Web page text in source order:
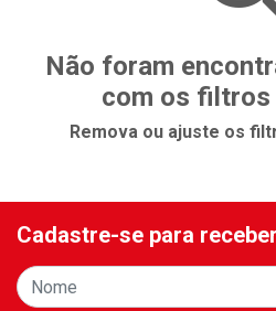
Não foram
com os filtros
Remova ou ajuste os
Cadastre-se para